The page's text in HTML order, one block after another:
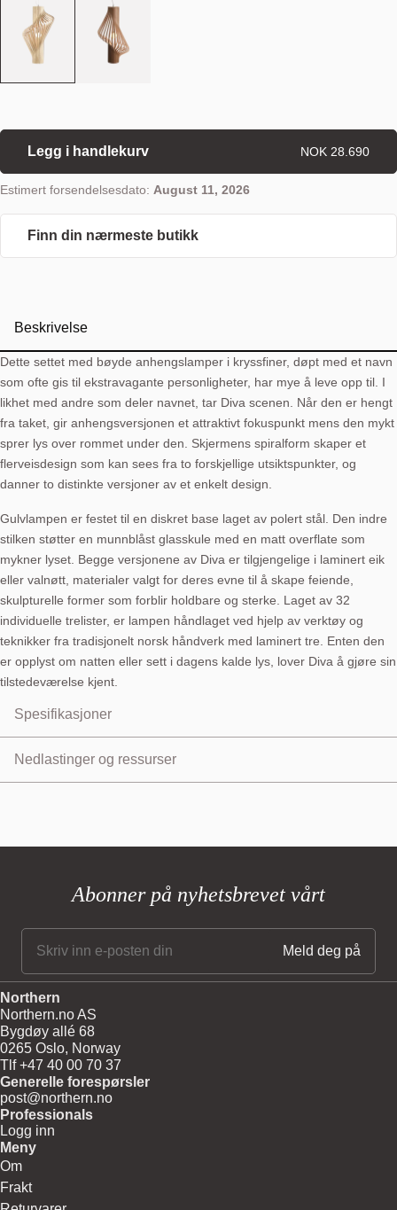
Legg i handlekurv NOK 28.690
Estimert forsendelsesdato: August 11, 2026
Finn din nærmeste butikk
Beskrivelse
Dette settet med bøyde anhengslamper i kryssfiner, døpt med et navn
som ofte gis til ekstravagante personligheter, har mye å leve opp til. I
likhet med andre som deler navnet, tar Diva scenen. Når den er hengt
fra taket, gir anhengsversjonen et attraktivt fokuspunkt mens den mykt
sprer lys over rommet under den. Skjermens spiralform skaper et
flerveisdesign som kan sees fra to forskjellige utsiktspunkter, og
danner to distinkte versjoner av et enkelt design.
Gulvlampen er festet til en diskret base laget av polert stål. Den indre
stilken støtter en munnblåst glasskule med en matt overflate som
mykner lyset. Begge versjonene av Diva er tilgjengelige i laminert eik
eller valnøtt, materialer valgt for deres evne til å skape feiende,
skulpturelle former som forblir holdbare og sterke. Laget av 32
individuelle trelister, er lampen håndlaget ved hjelp av verktøy og
teknikker fra tradisjonelt norsk håndverk med laminert tre. Enten den
er opplyst om natten eller sett i dagens kalde lys, lover Diva å gjøre sin
tilstedeværelse kjent.
Spesifikasjoner
Shade material: Oak veneer, laminated plywood
Body material and colour: Steel
Bulb: G9, Max. 6 W LED only (dimmable)
Net weight: 4.5 kg
For direct connection to electrical system, a certified electrician is
required.
Nedlastinger og ressurser
Abonner på nyhetsbrevet vårt
Northern
Northern.no AS
Bygdøy allé 68
0265 Oslo, Norway
Tlf +47 40 00 70 37
Generelle forespørsler
post@northern.no
Professionals
Logg inn
Meny
Om
Frakt